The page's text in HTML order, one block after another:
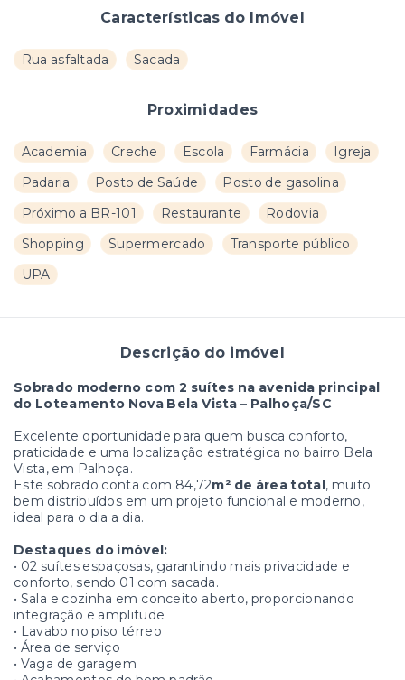
Características do Imóvel
Rua asfaltada Sacada
Proximidades
Academia Creche Escola Farmácia
Igreja
Padaria
Posto de Saúde
Posto de gasolina
Próximo a BR-101
Restaurante
Rodovia
Shopping
Supermercado
Transporte público
UPA
Descrição do imóvel
Sobrado moderno com 2 suítes na avenida principal
do Loteamento Nova Bela Vista – Palhoça/SC
Excelente oportunidade para quem busca conforto,
praticidade e uma localização estratégica no bairro Bela
Vista, em Palhoça.
Este sobrado conta com 84,72m² de área total, muito
bem distribuídos em um projeto funcional e moderno,
ideal para o dia a dia.
Destaques do imóvel:
• 02 suítes espaçosas, garantindo mais privacidade e
conforto, sendo 01 com sacada.
• Sala e cozinha em conceito aberto, proporcionando
integração e amplitude
• Lavabo no piso térreo
• Área de serviço
• Vaga de garagem